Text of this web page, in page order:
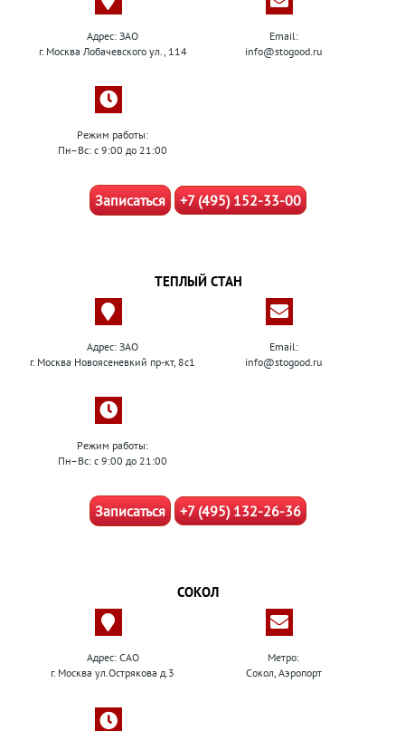
Адрес: ЗАО
г. Москва Лобачевского ул., 114
Email:
info@stogood.ru
Режим работы:
Пн–Вс: с 9:00 до 21:00
Записаться +7 (495) 152-33-00
ТЕПЛЫЙ СТАН
Адрес: ЗАО
г. Москва Новоясеневкий пр-кт, 8с1
Email:
info@stogood.ru
Режим работы:
Пн–Вс: с 9:00 до 21:00
Записаться +7 (495) 132-26-36
СОКОЛ
Адрес: САО
г. Москва ул.Острякова д.3
Метро:
Сокол, Аэропорт